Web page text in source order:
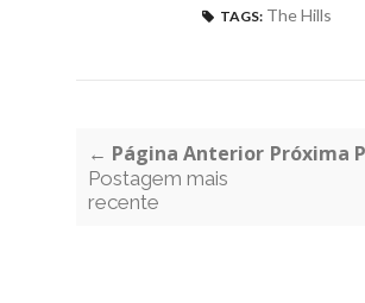
TAGS: The Hills
← Página Anterior
Postagem mais
recente
Próxima